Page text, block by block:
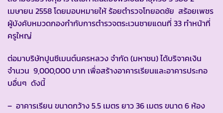
เมษายน 2558 โดยมอบหมายให้ ร้อยตำรวจโทยอดชัย สร้อยเพชร
ผู้บังคับหมวดกองกำกับการตำรวจตระเวนชายแดนที่ 33 ทำหน้าที่
ครูใหญ่
ต่อมาบริษัทปูนซีเมนต์นครหลวง จำกัด (มหาชน) ได้บริจาคเงิน
จำนวน 9,000,000 บาท เพื่อสร้างอาคารเรียนและอาคารประกอ
บอื่นๆ ดังนี้
– อาคารเรียน ขนาดกว้าง 5.5 เมตร ยาว 36 เมตร ขนาด 6 ห้อง